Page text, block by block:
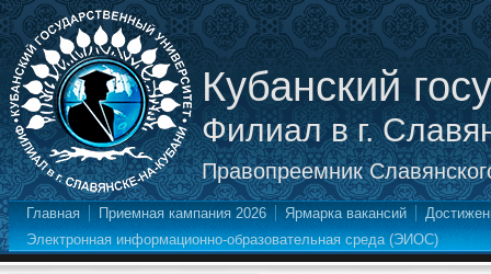
Кубанский
Филиал в г.
Правопреемник
Главная Приемная кампания 2026 Ярмарка вакансий
Электронная информационно-образовательная среда (ЭИОС)